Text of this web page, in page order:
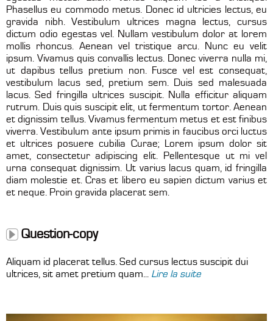
Phasellus eu commodo metus. Donec id ultricies lectus, eu
gravida nibh. Vestibulum ultrices magna lectus, cursus
dictum odio egestas vel. Nullam vestibulum dolor at lorem
mollis rhoncus. Aenean vel tristique arcu. Nunc eu velit
ipsum. Vivamus quis convallis lectus. Donec viverra nulla mi,
ut dapibus tellus pretium non. Fusce vel est consequat,
vestibulum lacus sed, pretium sem. Duis sed malesuada
lacus. Sed fringilla ultrices suscipit. Nulla efficitur aliquam
rutrum. Duis quis suscipit elit, ut fermentum tortor. Aenean
et dignissim tellus. Vivamus fermentum metus et est finibus
viverra. Vestibulum ante ipsum primis in faucibus orci luctus
et ultrices posuere cubilia Curae; Lorem ipsum dolor sit
amet, consectetur adipiscing elit. Pellentesque ut mi vel
urna consequat dignissim. Ut varius lacus quam, id fringilla
diam molestie et. Cras et libero eu sapien dictum varius et
et neque. Proin gravida placerat sem.
Question-copy
Aliquam id placerat tellus. Sed cursus lectus suscipit dui
ultrices, sit amet pretium quam... Lire la suite